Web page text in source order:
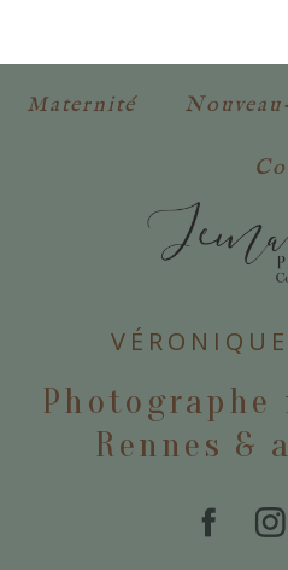
Maternité
Rennes &